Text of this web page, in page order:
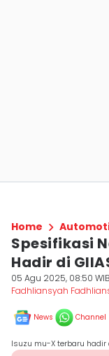
Home
Spesifikasi
Hadir di
05 Agu 2025, 08:50 WIB
Fadhliansyah
News Channel
Isuzu mu-X terbaru hadir